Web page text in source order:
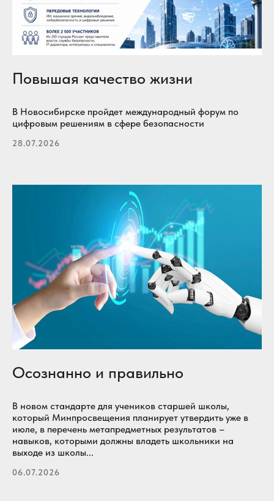
Повышая качество жизни
В Новосибирске пройдет международный форум по
цифровым решениям в сфере безопасности
28.07.2026
Осознанно и правильно
В новом стандарте для учеников старшей школы,
который Минпросвещения планирует утвердить уже в
июле, в перечень метапредметных результатов –
навыков, которыми должны владеть школьники на
выходе из школы...
06.07.2026